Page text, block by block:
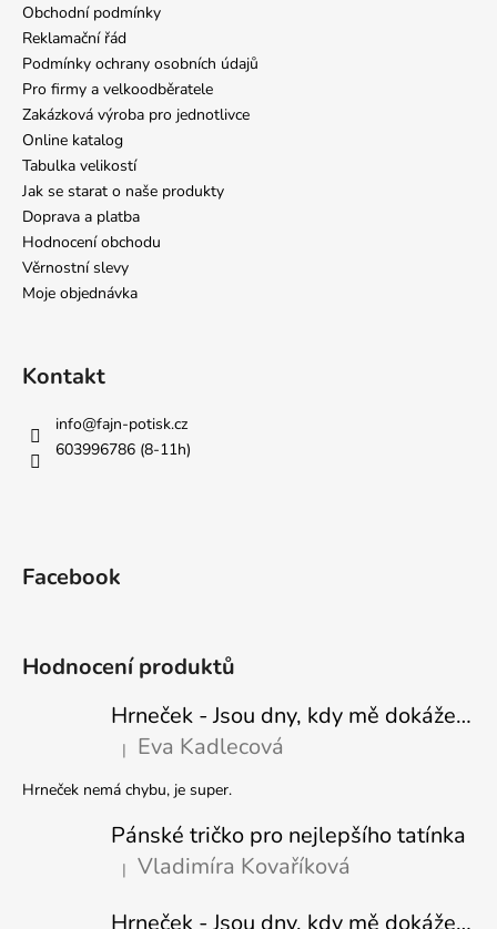
Obchodní podmínky
Reklamační řád
Podmínky ochrany osobních údajů
Pro firmy a velkoodběratele
Zakázková výroba pro jednotlivce
Online katalog
Tabulka velikostí
Jak se starat o naše produkty
Doprava a platba
Hodnocení obchodu
Věrnostní slevy
Moje objednávka
Kontakt
info@fajn-potisk.cz
603996786 (8-11h)
Facebook
Hodnocení produktů
Hrneček - Jsou dny, kdy mě dokáže nasrat i vzduch - Sova
Hodnocení produktu je 5 z 5 hvězdiček.
| Eva Kadlecová
Hrneček nemá chybu, je super.
Pánské tričko pro nejlepšího tatínka
Hodnocení produktu je 5 z 5 hvězdiček.
| Vladimíra Kovaříková